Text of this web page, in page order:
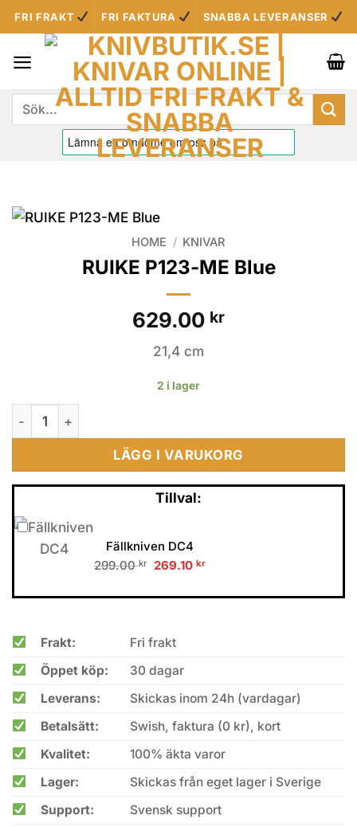
Skip
to
content
FRI FRAKT FRI FAKTURA SNABBA LEVERANSER
Sök
HOME / KNIVAR
RUIKE P123-ME Blue
629.00 kr
21,4 cm
2 i lager
RUIKE P123-ME Blue mängd
LÄGG I VARUKORG
Tillval:
Fällkniven DC4
299.00kr
Original
was:
269.10 krCurrent
is:
Frakt:
Fri frakt
Öppet köp:
30 dagar
Leverans:
Skickas inom 24h (vardagar)
Betalsätt:
Swish, faktura (0 kr), kort
Kvalitet:
100% äkta varor
Lager:
Skickas från eget lager i Sverige
Support:
Svensk support